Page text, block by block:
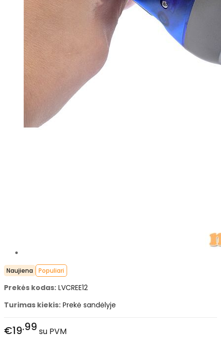
Naujiena Populiari
Prekės kodas: LVCREE12
Turimas kiekis: Prekė sandėlyje
€19 99 su PVM